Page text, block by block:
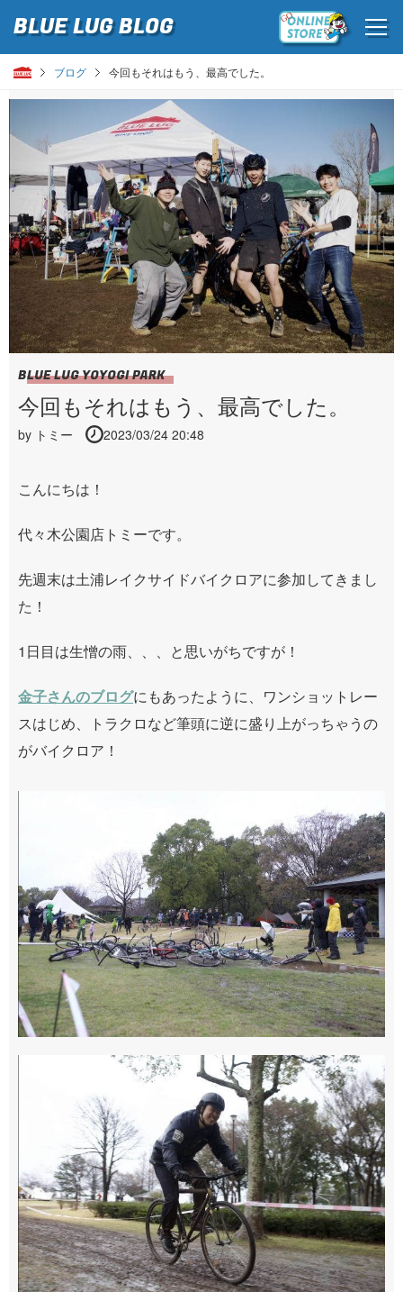
BLUE LUGBLOG
ブログ 今回もそれはもう、最高でした。
BLUE LUG YOYOGI PARK
今回もそれはもう、最高でした。
by トミー 2023/03/24 20:48
こんにちは！
代々木公園店トミーです。
先週末は土浦レイクサイドバイクロアに参加してきまし
た！
1 日目は生憎の雨、、、と思いがちですが！
金子さんのブログにもあったように、ワンショットレー
スはじめ、トラクロなど筆頭に逆に盛り上がっちゃうの
がバイクロア！